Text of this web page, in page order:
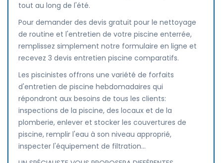
tout au long de l'été.
Pour demander des devis gratuit pour le nettoyage
de routine et l'entretien de votre piscine enterrée,
remplissez simplement notre formulaire en ligne et
recevez 3 devis entretien piscine comparatifs.
Les piscinistes offrons une variété de forfaits
d'entretien de piscine hebdomadaires qui
répondront aux besoins de tous les clients:
inspections de la piscine, des locaux et de la
plomberie, enlever et stocker les couvertures de
piscine, remplir l'eau à son niveau approprié,
inspecter l'équipement de filtration...